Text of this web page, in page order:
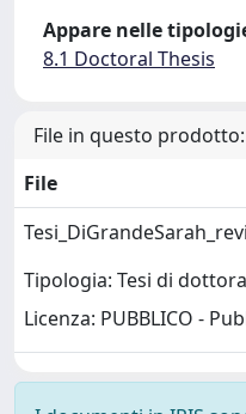
Appare nelle
8.1 Doctoral Thesis
File in questo prodotto:
File
Tipologia: Tesi di
Licenza: PUBBLICO -